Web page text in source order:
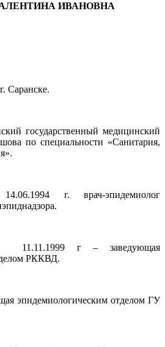
ИВАНОВНА
Саранске.
государственный медицинский
по специальности «Санитария,
г. врач-эпидемиолог
г – заведующая
РККВД.
эпидемиологическим отделом ГУ